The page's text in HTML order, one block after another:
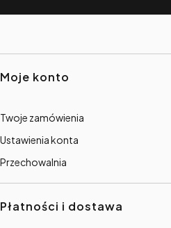
Linki w stopce
Moje konto
Twoje zamówienia
Ustawienia konta
Przechowalnia
Płatności i dostawa